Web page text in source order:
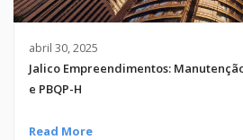
abril 30, 2025
Jalico Empreendimentos:
e PBQP-H
Read More